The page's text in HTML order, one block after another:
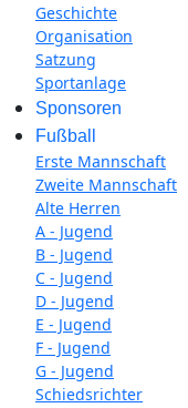
Geschichte
Organisation
Satzung
Sportanlage
Sponsoren
Fußball
Erste Mannschaft
Zweite Mannschaft
Alte Herren
A - Jugend
B - Jugend
C - Jugend
D - Jugend
E - Jugend
F - Jugend
G - Jugend
Schiedsrichter